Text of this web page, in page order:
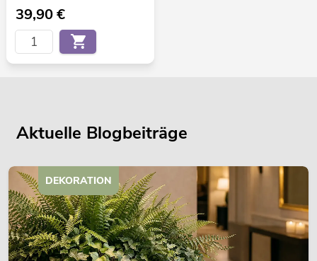
39,90€
Aktuelle Blogbeiträge
DEKORATION